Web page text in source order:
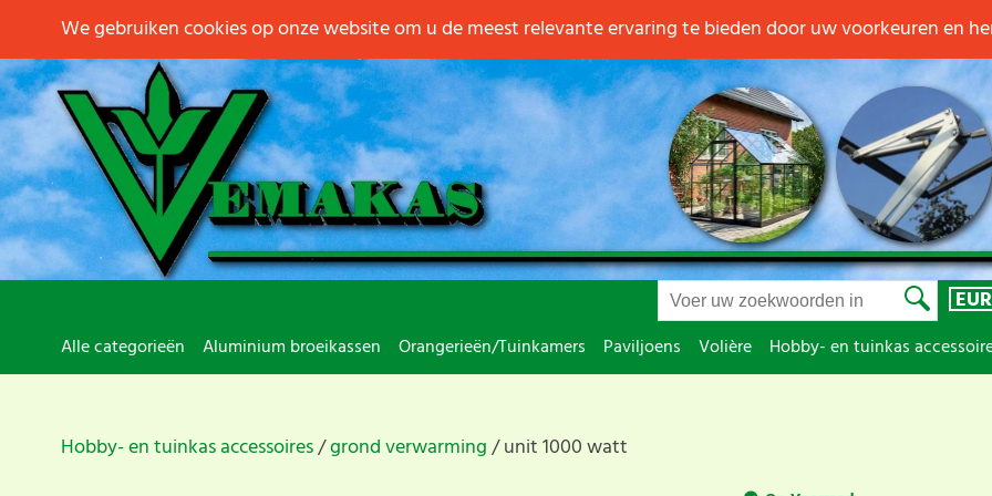
EUR
Alle categorieën Aluminium broeikassen Orangerieën/Tuinkamers Paviljoens Volière Hobby- en tuinkas
Hobby- en tuinkas accessoires grond verwarming unit 1000 watt
We gebruiken cookies op onze website om u de meest relevante ervaring te bieden door uw voorkeuren en